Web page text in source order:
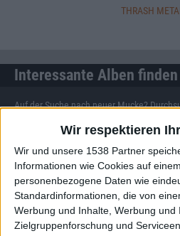
Wir respektieren
Wir und unsere 1538 Partner
Informationen wie Cookies auf
personenbezogene Daten wie
Standardinformationen, die von
Werbung und Inhalte, Werbung und
Zielgruppenforschung und
THRASH
Interessante Alben finden
Auf der Suche nach neuer Mucke?
Nach Wertung filtern▼︎
von
bis